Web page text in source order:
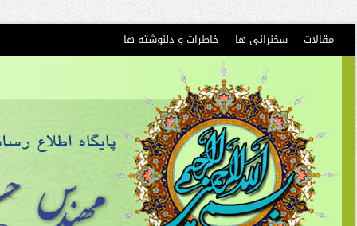
مقالات سخنرانی ها خاطرات و دلنوشته ها